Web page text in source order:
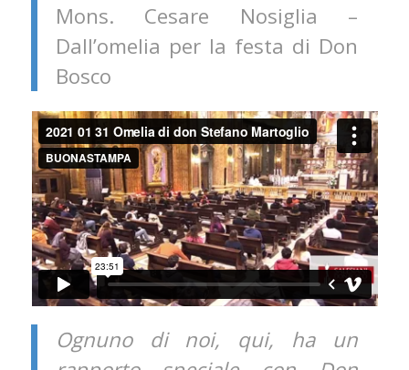
Mons. Cesare Nosiglia –
Dall’omelia per la festa di Don
Bosco
Ognuno di noi, qui, ha un